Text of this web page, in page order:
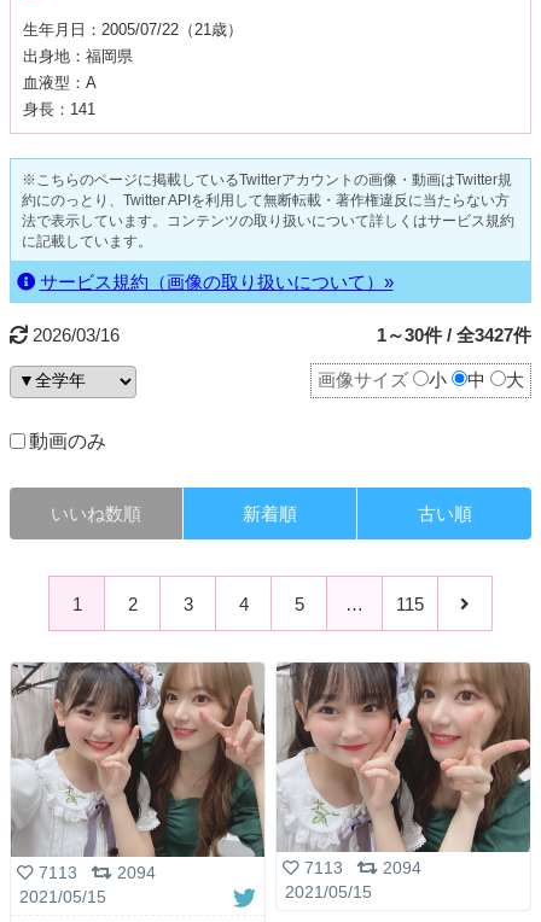
生年月日：2005/07/22（21歳）
出身地：福岡県
血液型：A
身長：141
※こちらのページに掲載しているTwitterアカウントの画像・動画はTwitter規
約にのっとり、Twitter APIを利用して無断転載・著作権違反に当たらない方
法で表示しています。コンテンツの取り扱いについて詳しくはサービス規約
に記載しています。
サービス規約（画像の取り扱いについて）»
2026/03/16 1～30件 / 全3427件
画像サイズ 小 中 大
動画のみ
いいね数順 新着順 古い順
1 2 3 4 5 … 115
7113
2094
2021/05/15
7113
2094
2021/05/15